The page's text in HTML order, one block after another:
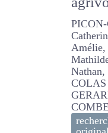
PICON-
Suliane,
Didier